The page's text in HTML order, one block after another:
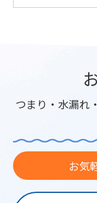
つまり・水漏れ
お気